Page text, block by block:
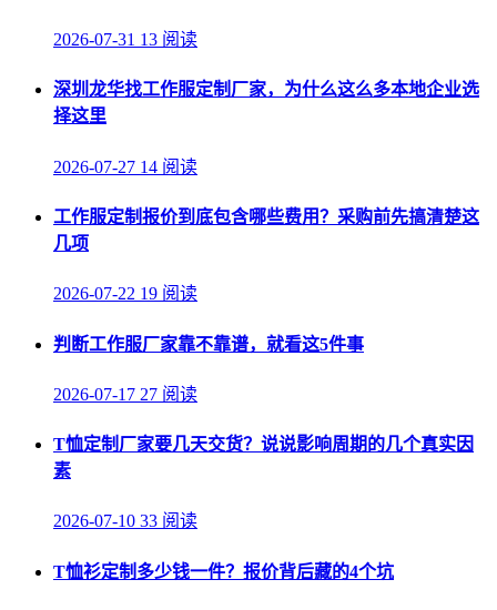
2026-07-31 13 阅读
深圳龙华找工作服定制厂家，为什么这么多本地企业选
择这里
2026-07-27 14 阅读
工作服定制报价到底包含哪些费用？采购前先搞清楚这
几项
2026-07-22 19 阅读
判断工作服厂家靠不靠谱，就看这5件事
2026-07-17 27 阅读
T恤定制厂家要几天交货？说说影响周期的几个真实因
素
2026-07-10 33 阅读
T恤衫定制多少钱一件？报价背后藏的4个坑